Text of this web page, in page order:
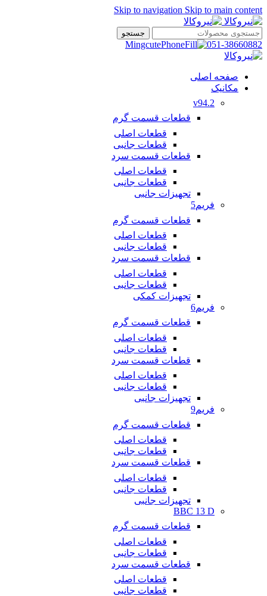
Skip to navigation Skip to main content
جستجو
051-38660882
صفحه اصلی
مکانیک
v94.2
قطعات قسمت گرم
قطعات اصلی
قطعات جانبی
قطعات قسمت سرد
قطعات اصلی
قطعات جانبی
تجهیزات جانبی
فریم5
قطعات قسمت گرم
قطعات اصلی
قطعات جانبی
قطعات قسمت سرد
قطعات اصلی
قطعات جانبی
تجهیزات کمکی
فریم6
قطعات قسمت گرم
قطعات اصلی
قطعات جانبی
قطعات قسمت سرد
قطعات اصلی
قطعات جانبی
تجهیزات جانبی
فریم9
قطعات قسمت گرم
قطعات اصلی
قطعات جانبی
قطعات قسمت سرد
قطعات اصلی
قطعات جانبی
تجهیزات جانبی
BBC 13 D
قطعات قسمت گرم
قطعات اصلی
قطعات جانبی
قطعات قسمت سرد
قطعات اصلی
قطعات جانبی